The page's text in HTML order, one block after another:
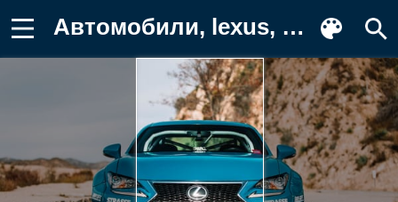
Автомобили, lexus, rc Фон для телефона